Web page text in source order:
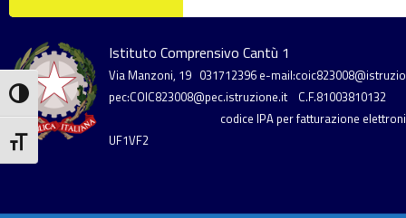
Attiva/disattiva alto contrasto
Attiva/disattiva dimensione testo
Istituto Comprensivo Cantù 1
Via Manzoni, 19 031712396 e-
pec:COIC823008@pec.istruzione.it
C.F.81003810132
codice IPA per fatturazione
UF1VF2